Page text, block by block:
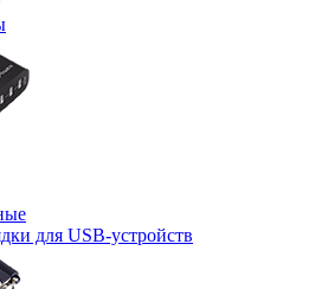
для USB-устройств